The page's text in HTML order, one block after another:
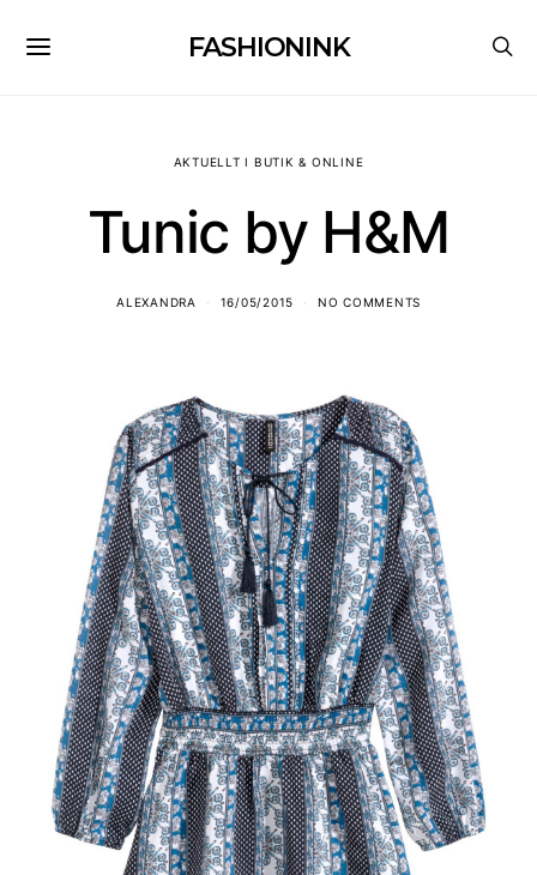
FASHIONINK
AKTUELLT I BUTIK & ONLINE
Tunic by H&M
ALEXANDRA 16/05/2015 NO COMMENTS